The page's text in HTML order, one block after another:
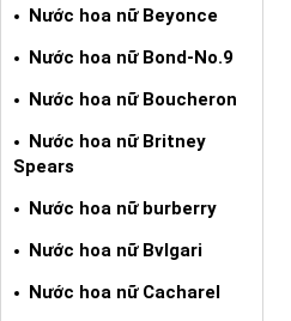
Nước hoa nữ Beyonce
Nước hoa nữ Bond-No.9
Nước hoa nữ Boucheron
Nước hoa nữ Britney
Spears
Nước hoa nữ burberry
Nước hoa nữ Bvlgari
Nước hoa nữ Cacharel